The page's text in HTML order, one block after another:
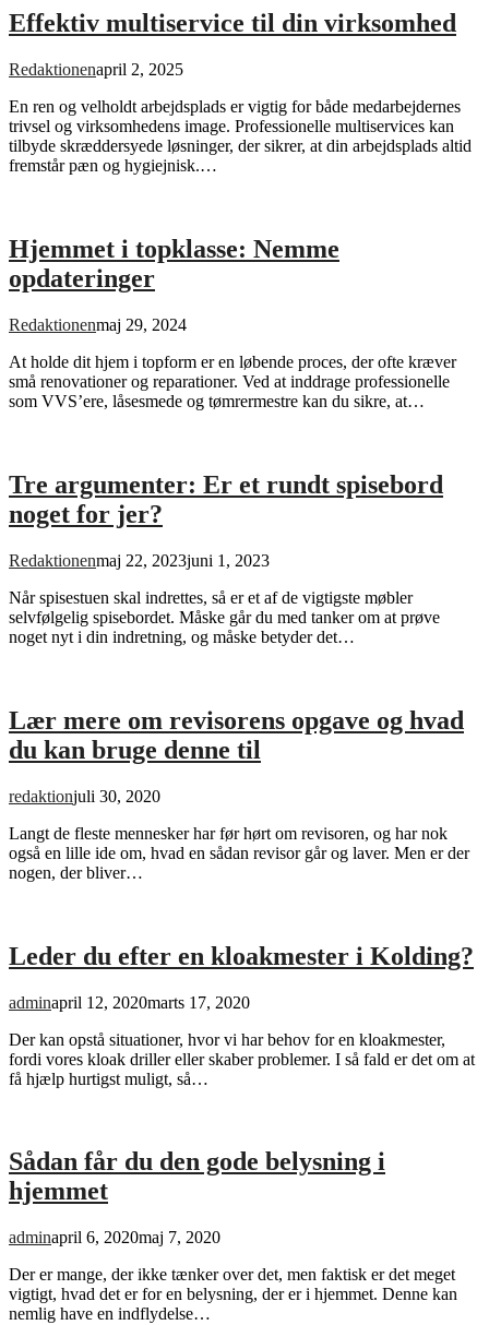
Effektiv multiservice til din virksomhed
Redaktionenapril 2, 2025
En ren og velholdt arbejdsplads er vigtig for både medarbejdernes
trivsel og virksomhedens image. Professionelle multiservices kan
tilbyde skræddersyede løsninger, der sikrer, at din arbejdsplads altid
fremstår pæn og hygiejnisk.…
Hjemmet i topklasse: Nemme
opdateringer
Redaktionenmaj 29, 2024
At holde dit hjem i topform er en løbende proces, der ofte kræver
små renovationer og reparationer. Ved at inddrage professionelle
som VVS’ere, låsesmede og tømrermestre kan du sikre, at…
Tre argumenter: Er et rundt spisebord
noget for jer?
Redaktionenmaj 22, 2023juni 1, 2023
Når spisestuen skal indrettes, så er et af de vigtigste møbler
selvfølgelig spisebordet. Måske går du med tanker om at prøve
noget nyt i din indretning, og måske betyder det…
Lær mere om revisorens opgave og hvad
du kan bruge denne til
redaktionjuli 30, 2020
Langt de fleste mennesker har før hørt om revisoren, og har nok
også en lille ide om, hvad en sådan revisor går og laver. Men er der
nogen, der bliver…
Leder du efter en kloakmester i Kolding?
adminapril 12, 2020marts 17, 2020
Der kan opstå situationer, hvor vi har behov for en kloakmester,
fordi vores kloak driller eller skaber problemer. I så fald er det om at
få hjælp hurtigst muligt, så…
Sådan får du den gode belysning i
hjemmet
adminapril 6, 2020maj 7, 2020
Der er mange, der ikke tænker over det, men faktisk er det meget
vigtigt, hvad det er for en belysning, der er i hjemmet. Denne kan
nemlig have en indflydelse…